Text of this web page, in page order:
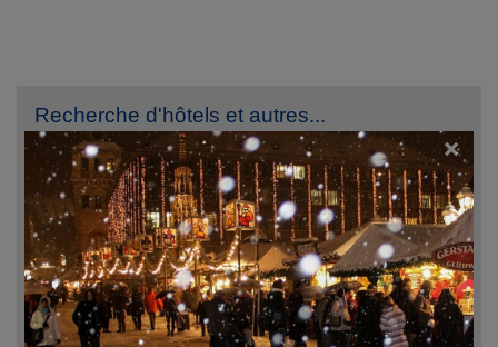
Recherche d'hôtels et autres...
Destination
Du
ven. 7 août 2026
Au
sam. 8 août 2026
×